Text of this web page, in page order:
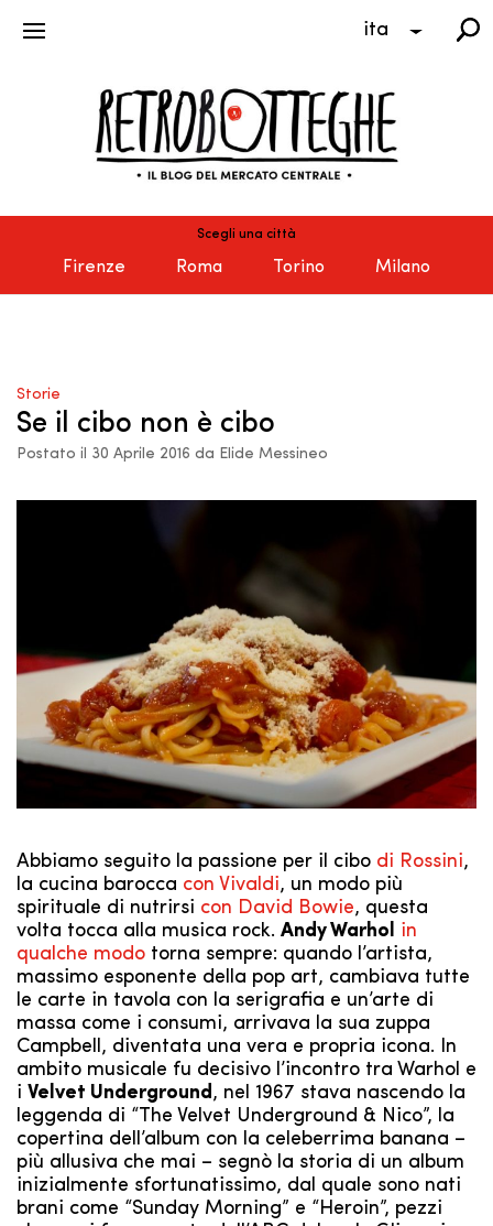
ita
Scegli una città
Firenze Roma Torino Milano
Storie
Se il cibo non è cibo
Postato il 30 Aprile 2016 da Elide Messineo
Abbiamo seguito la passione per il cibo di Rossini,
la cucina barocca con Vivaldi, un modo più
spirituale di nutrirsi con David Bowie, questa
volta tocca alla musica rock. Andy Warhol
in
qualche modo torna sempre: quando l’artista,
massimo esponente della pop art, cambiava tutte
le carte in tavola con la serigrafia e un’arte di
massa come i consumi, arrivava la sua zuppa
Campbell, diventata una vera e propria icona.
In
ambito musicale fu decisivo l’incontro tra Warhol e
i Velvet Underground , nel 1967 stava nascendo la
leggenda di “The Velvet Underground & Nico”, la
copertina dell’album con la celeberrima banana –
più allusiva che mai – segnò la storia di un album
inizialmente sfortunatissimo, dal quale sono nati
brani come “Sunday Morning” e “Heroin”, pezzi